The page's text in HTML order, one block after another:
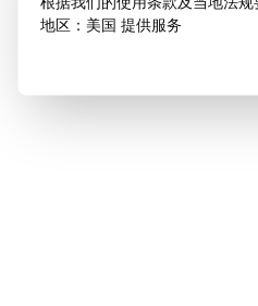
地区：美国 提供服务